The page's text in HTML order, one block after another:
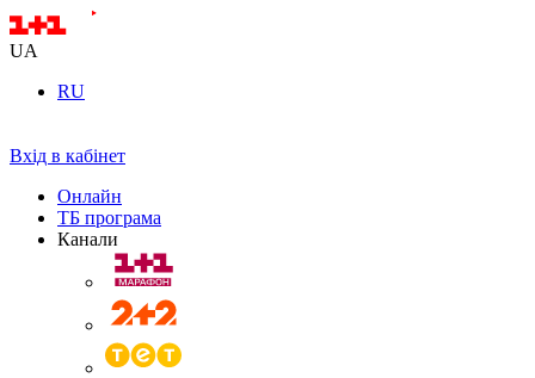
UA
RU
Вхід в кабінет
Онлайн
ТБ програма
Канали